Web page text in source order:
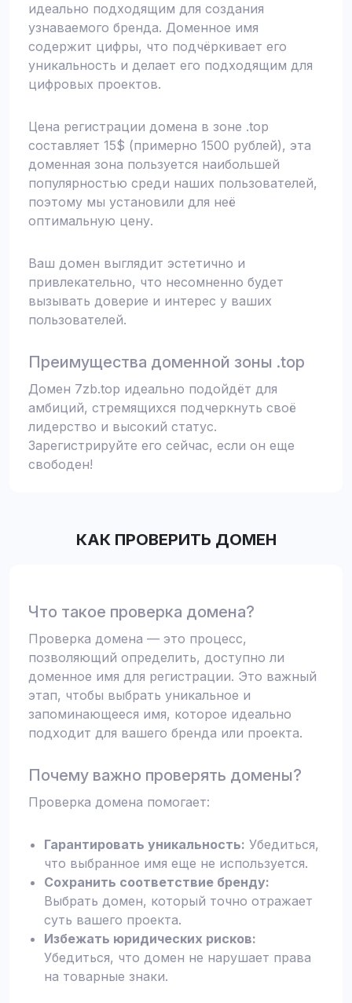
идеально подходящим для создания
узнаваемого бренда. Доменное имя
содержит цифры, что подчёркивает его
уникальность и делает его подходящим для
цифровых проектов.
Цена регистрации домена в зоне .top
составляет 15$ (примерно 1500 рублей), эта
доменная зона пользуется наибольшей
популярностью среди наших пользователей,
поэтому мы установили для неё
оптимальную цену.
Ваш домен выглядит эстетично и
привлекательно, что несомненно будет
вызывать доверие и интерес у ваших
пользователей.
Преимущества доменной зоны .top
Домен 7zb.top идеально подойдёт для
амбиций, стремящихся подчеркнуть своё
лидерство и высокий статус.
Зарегистрируйте его сейчас, если он еще
свободен!
КАК ПРОВЕРИТЬ ДОМЕН
Что такое проверка домена?
Проверка домена — это процесс,
позволяющий определить, доступно ли
доменное имя для регистрации. Это важный
этап, чтобы выбрать уникальное и
запоминающееся имя, которое идеально
подходит для вашего бренда или проекта.
Почему важно проверять домены?
Проверка домена помогает:
Гарантировать уникальность: Убедиться,
что выбранное имя еще не используется.
Сохранить соответствие бренду:
Выбрать домен, который точно отражает
суть вашего проекта.
Избежать юридических рисков:
Убедиться, что домен не нарушает права
на товарные знаки.